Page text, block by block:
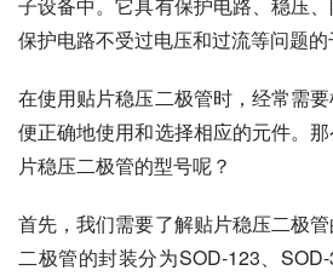
保护电路不受过电压和过流等问题的
在使用贴片稳压二极管时，经常需
便正确地使用和选择相应的元件。
片稳压二极管的型号呢？
首先，我们需要了解贴片稳压二极
二极管的封装分为SOD-123、